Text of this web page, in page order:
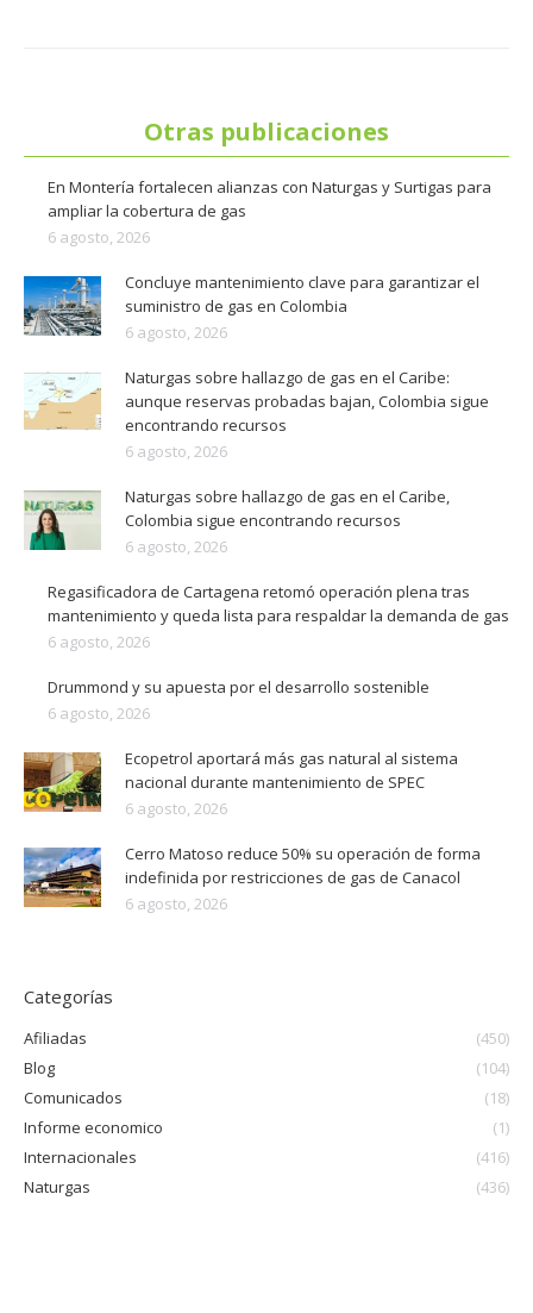
Otras publicaciones
En Montería fortalecen alianzas con Naturgas y Surtigas para
ampliar la cobertura de gas
6 agosto, 2026
Concluye mantenimiento clave para garantizar el
suministro de gas en Colombia
6 agosto, 2026
Naturgas sobre hallazgo de gas en el Caribe:
aunque reservas probadas bajan, Colombia sigue
encontrando recursos
6 agosto, 2026
Naturgas sobre hallazgo de gas en el Caribe,
Colombia sigue encontrando recursos
6 agosto, 2026
Regasificadora de Cartagena retomó operación plena tras
mantenimiento y queda lista para respaldar la demanda de gas
6 agosto, 2026
Drummond y su apuesta por el desarrollo sostenible
6 agosto, 2026
Ecopetrol aportará más gas natural al sistema
nacional durante mantenimiento de SPEC
6 agosto, 2026
Cerro Matoso reduce 50% su operación de forma
indefinida por restricciones de gas de Canacol
6 agosto, 2026
Categorías
Afiliadas
(450)
Blog
(104)
Comunicados
(18)
Informe economico
(1)
Internacionales
(416)
Naturgas
(436)